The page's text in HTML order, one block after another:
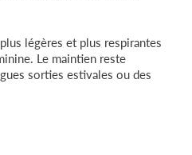
légères et plus respirantes
Le maintien reste
sorties estivales ou des